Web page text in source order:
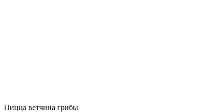
Пицца ветчина грибы